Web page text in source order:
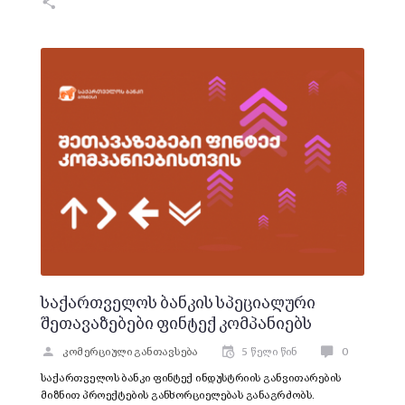
საქართველოს ბანკის სპეციალური
შეთავაზებები ფინტექ კომპანიებს
კომერციული განთავსება 5 წელი წინ 0
საქართველოს ბანკი ფინტექ ინდუსტრიის განვითარების
მიზნით პროექტების განხორციელებას განაგრძობს.